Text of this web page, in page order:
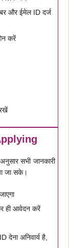
और ईमेल ID दर्ज
करें
सभी जानकारी
जा सके।
ही आवेदन करें
अनिवार्य है,